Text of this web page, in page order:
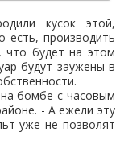
кусок этой,
производить
что будет на этом
будут заужены в
бомбе с часовым
- А ежели эту
уже не позволят